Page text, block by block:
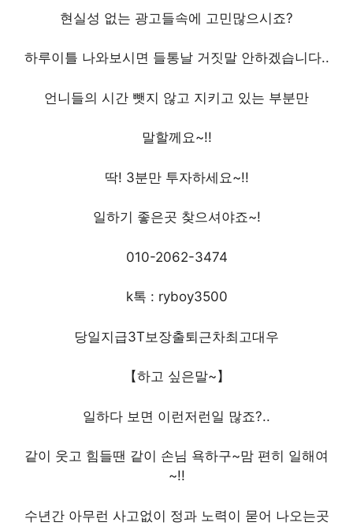
현실성 없는 광고들속에 고민많으시죠?
하루이틀 나와보시면 들통날 거짓말 안하겠습니다..
언니들의 시간 뺏지 않고 지키고 있는 부분만
말할께요~!!
딱! 3분만 투자하세요~!!
일하기 좋은곳 찾으셔야죠~!
010-2062-3474
k톡 : ryboy3500
당일지급3T보장출퇴근차최고대우
【하고 싶은말~】
일하다 보면 이런저런일 많죠?..
같이 웃고 힘들땐 같이 손님 욕하구~맘 편히 일해여
~!!
수년간 아무런 사고없이 정과 노력이 묻어 나오는곳